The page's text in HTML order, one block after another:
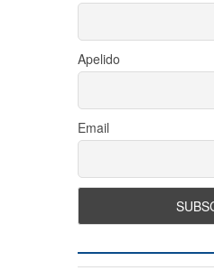
Apelido
Email